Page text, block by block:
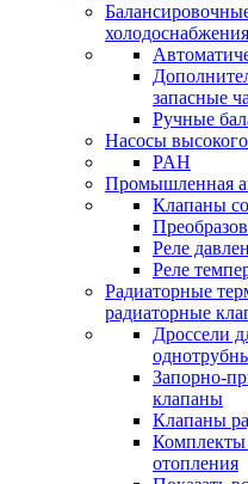
холодоснабжения
запасные
Ручные
Насосы
PAH
Промышленная
Клапаны
Реле
Реле
Радиаторные
радиаторные
Дроссели
Запорно-
клапаны
Клапаны
Комплекты
отопления